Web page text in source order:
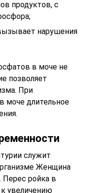
продуктов, с
нарушения
в моче не
позволяет
При
моче длительное
служит
Женщина
ройка в
увеличению